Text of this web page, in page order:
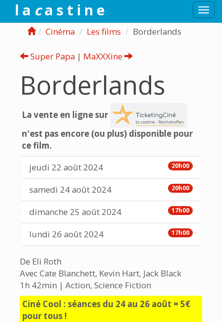
l a ca s t i n e
Cinéma Les films Borderlands
Super Papa | MaXXXine
Borderlands
La vente en ligne sur
n'est pas encore (ou plus) disponible pour
ce film.
20h00
jeudi 22 août 2024
20h00
samedi 24 août 2024
17h00
dimanche 25 août 2024
17h00
lundi 26 août 2024
De Eli Roth
Avec Cate Blanchett, Kevin Hart, Jack Black
1h 42min | Action, Science Fiction
Ciné Cool : séances du 24 au 26 août = 5€
pour tous !